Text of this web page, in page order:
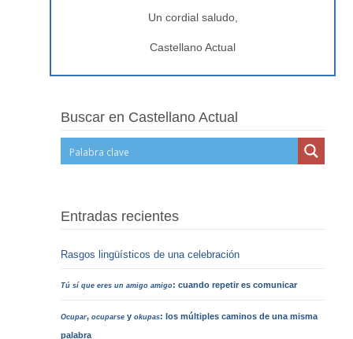
Un cordial saludo,
Castellano Actual
Buscar en Castellano Actual
Entradas recientes
Rasgos lingüísticos de una celebración
Tú sí que eres un amigo amigo: cuando repetir es comunicar
Ocupar,ocuparse yokupas: los múltiples caminos de una misma
palabra